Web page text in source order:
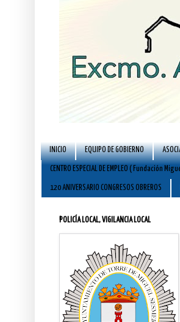
INICIO EQUIPO DE GOBIERNO
CENTRO ESPECIAL DE EMPLEO ( Fundación
120 ANIVERSARIO CONGRESOS OBREROS
POLICÍA LOCAL, VIGILANCIA LOCAL